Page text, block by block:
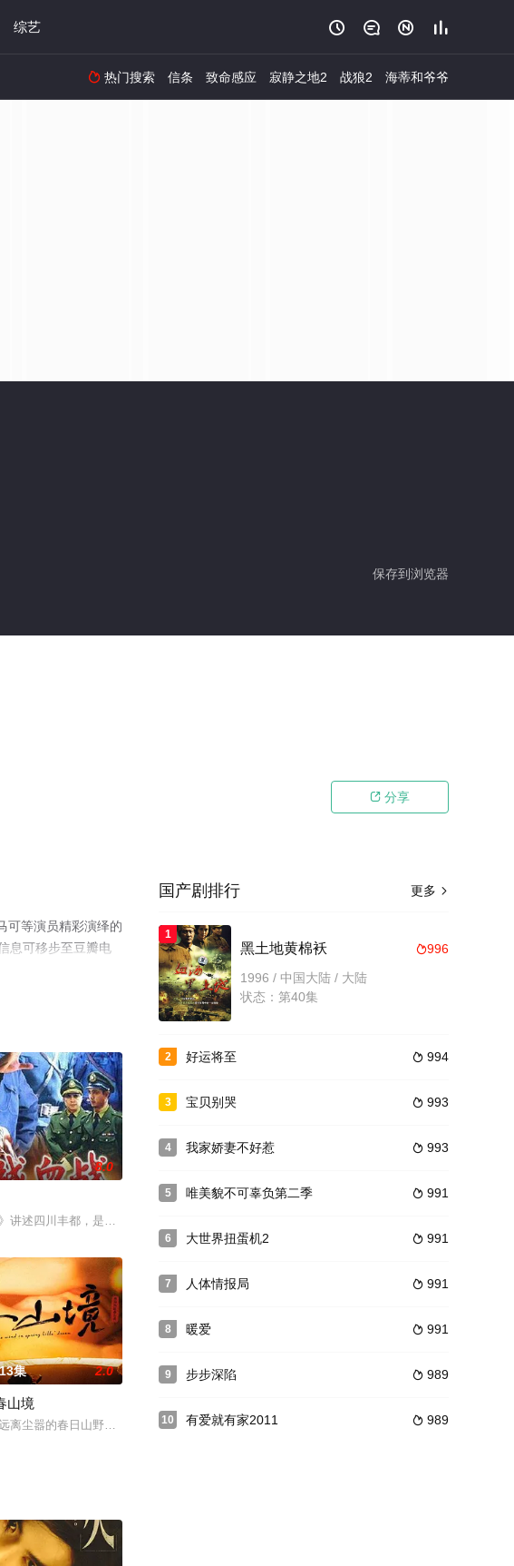
综艺    
 热门搜索 信条 致命感应 寂静之地2 战狼2 海蒂和爷爷
保存到浏览器
 分享
可等演员精彩演绎的
息可移步至豆瓣电
生涯
8.0
》讲述四川丰都，是我国规模最大的鬼神文化景观，俗称《鬼城》。共气势宏伟，形象逼真，阴森
已经得以昭雪。
破人亡惨死寺中。一朝重生大婚当日，她决意伪装痴傻查真相，与煜王穆云峥联手查清
集 2.0
山境
离尘嚣的春日山野，两个孤独的人因机缘巧合相遇。一人背负过往伤痕，避世居于深山；一人心
更多 
国产剧排行
1
996
黑土地黄棉袄
1996 / 中国大陆 / 大陆
状态：第40集
2  994
好运将至
3  993
宝贝别哭
4  993
我家娇妻不好惹
5  991
唯美貌不可辜负第二季
6  991
大世界扭蛋机2
7  991
人体情报局
8  991
暖爱
9  989
步步深陷
10  989
有爱就有家2011